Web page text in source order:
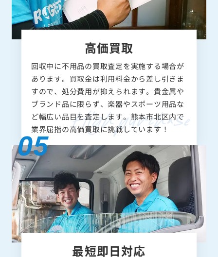
高価買取
回収中に不用品の買取査定を実施する場合が
あります。買取金は利用料金から差し引きま
すので、処分費用が抑えられます。貴金属や
ブランド品に限らず、楽器やスポーツ用品な
ど幅広い品目を査定します。熊本市北区内で
業界屈指の高価買取に挑戦しています！
最短即日対応